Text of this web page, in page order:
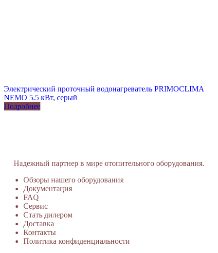
Электрический проточный водонагреватель PRIMOCLIMA
NEMO 5.5 кВт, серый
Подробнее
Надежный партнер в мире отопительного оборудования.
Обзоры нашего оборудования
Документация
FAQ
Сервис
Стать дилером
Доставка
Контакты
Политика конфиденциальности